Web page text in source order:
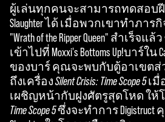
ผู้เล่นทุกคนจะสามารถทดสอบฝี
Slaughter ได้ เมื่อพวกเขาทำภา
"Wrath of the Ripper Queen" สำเร็
เข้าไปที่ Moxxi's Bottoms Up!บาร์ใน
ของบาร์ คุณจะพบกับตู้อาเขตส่ว
ถึงเครื่องSilent Crisis: Time Scope 5เมื่
เผชิญหน้ากับฝูงศัตรูสุดโหด ให้
Time Scope 5ซึ่งจะทำการ Digistruct